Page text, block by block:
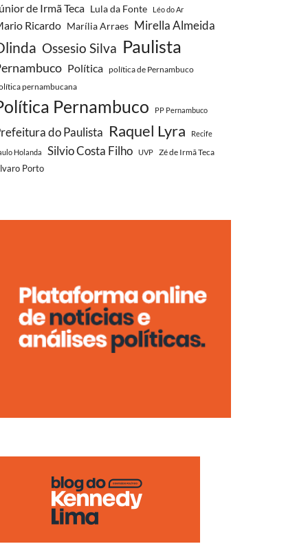
de Irmã Teca Lula da Fonte Léo do Ar
Ricardo Marília Arraes Mirella Almeida
Ossesio Silva Paulista
Política política de Pernambuco
pernambucana
Pernambuco PP Pernambuco
do Paulista Raquel Lyra Recife
Holanda Silvio Costa Filho UVP Zé de Irmã Teca
Porto